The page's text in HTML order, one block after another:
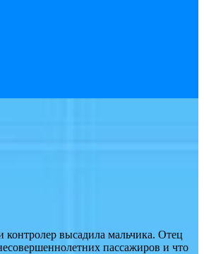
контролер высадила мальчика. Отец
пассажиров и что